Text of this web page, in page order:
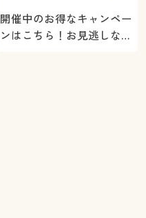
開催中のお得なキャンペー
ンはこちら！お見逃しな